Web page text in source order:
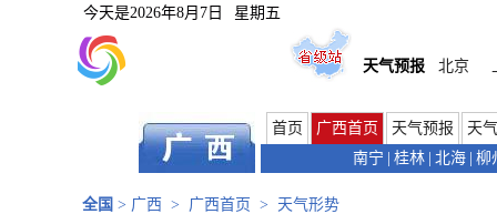
今天是2026年8月7日 星期五
天气预报 北京
首页 广西首页 天气预报
天
南宁
桂林 北海 柳
全国 > 广西 > 广西首页 > 天气形势